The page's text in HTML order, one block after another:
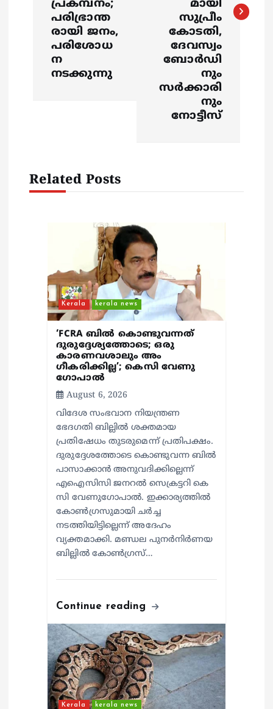
t
പ്രകമ്പനം;
പരിഭ്രാന്ത
രായി ജനം,
പരിശോധ
ന
നടക്കുന്നു
മായി
സുപ്രീം
കോടതി,
ദേവസ്വം
ബോര്‍ഡി
നും
സര്‍ക്കാരി
നും
നോട്ടീസ്
Related Posts
Kerala kerala news
‘FCRA ബിൽ കൊണ്ടുവന്നത്
ദുരുദ്ദേശ്യത്തോടെ; ഒരു
കാരണവശാലും അം​
ഗീകരിക്കില്ല’; കെസി വേണു​
ഗോപാൽ
August 6, 2026
വിദേശ സംഭവാന നിയന്ത്രണ
ഭേദഗതി ബില്ലിൽ ശക്തമായ
പ്രതിഷേധം തുടരുമെന്ന് പ്രതിപക്ഷം.
ദുരുദ്ദേശത്തോടെ കൊണ്ടുവന്ന ബിൽ
പാസാക്കാൻ അനുവദിക്കില്ലെന്ന്
എഐസിസി ജനറൽ സെക്രട്ടറി കെ
സി വേണുഗോപാൽ. ഇക്കാര്യത്തിൽ
കോൺഗ്രസുമായി ചർച്ച
നടത്തിയിട്ടില്ലെന്ന് അദേഹം
വ്യക്തമാക്കി. മണ്ഡല പുനർനിർണയ
ബില്ലിൽ കോൺഗ്രസ്…
Continue reading
Kerala kerala news